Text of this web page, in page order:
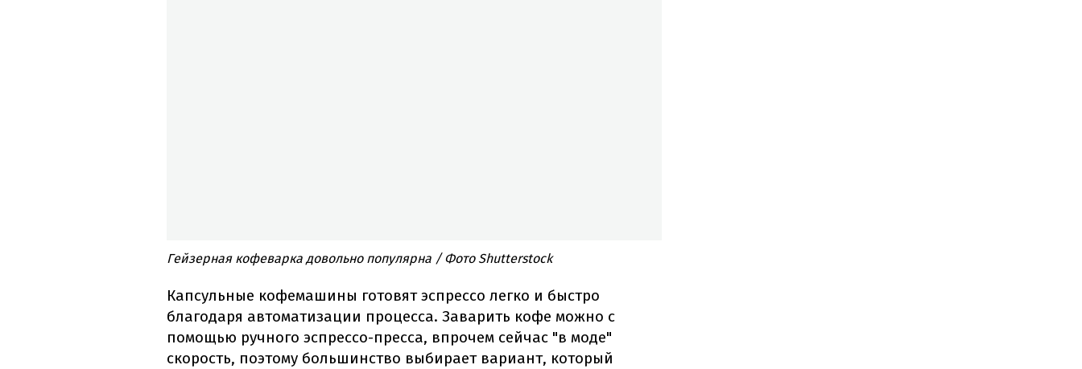
Гейзерная кофеварка довольно популярна / Фото Shutterstock
Капсульные кофемашины готовят эспрессо легко и быстро
благодаря автоматизации процесса. Заварить кофе можно с
помощью ручного эспрессо-пресса, впрочем сейчас "в моде"
скорость, поэтому большинство выбирает вариант, который